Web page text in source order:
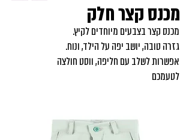
מכנס קצר בצבעים מיוחדים לקיץ.
גזרה טובה, יושב יפה על הילד, ונוח.
אפשרות לשלב עם חליפה, ווסט חולצה
לטעמכם
מכנס קצר חלק